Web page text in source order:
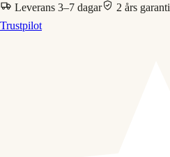
Leverans 3–7 dagar 2 års garanti
Trustpilot